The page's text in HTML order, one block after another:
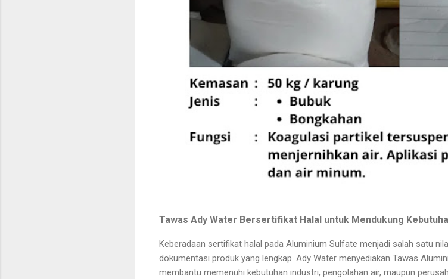
Tawas Ady Water Bersertifikat Halal untuk Mendukung
Keberadaan sertifikat halal pada Aluminium Sulfate menjadi salah satu
dokumentasi produk yang lengkap. Ady Water menyediakan Tawas
membantu memenuhi kebutuhan industri, pengolahan air, maupun